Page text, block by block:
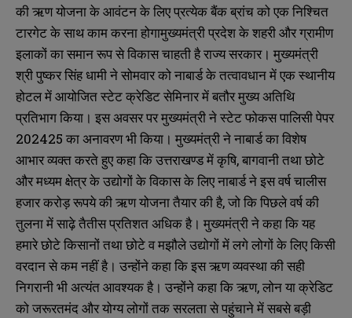
की ऋण योजना के आवंटन के लिए प्रत्येक बैंक ब्रांच को एक निश्चित
टारगेट के साथ काम करना होगामुख्यमंत्री प्रदेश के शहरी और ग्रामीण
इलाकों का समान रूप से विकास चाहती है राज्य सरकार। मुख्यमंत्री
श्री पुष्कर सिंह धामी ने सोमवार को नाबार्ड के तत्वावधान में एक स्थानीय
होटल में आयोजित स्टेट क्रेडिट सेमिनार में बतौर मुख्य अतिथि
प्रतिभाग किया। इस अवसर पर मुख्यमंत्री ने स्टेट फोकस पालिसी पेपर
202425 का अनावरण भी किया। मुख्यमंत्री ने नाबार्ड का विशेष
आभार व्यक्त करते हुए कहा कि उत्तराखण्ड में कृषि, बागवानी तथा छोटे
और मध्यम क्षेत्र के उद्योगों के विकास के लिए नाबार्ड ने इस वर्ष चालीस
हजार करोड़ रूपये की ऋण योजना तैयार की है, जो कि पिछले वर्ष की
तुलना में साढ़े तैतीस प्रतिशत अधिक है। मुख्यमंत्री ने कहा कि यह
हमारे छोटे किसानों तथा छोटे व मझौले उद्योगों में लगे लोगों के लिए किसी
वरदान से कम नहीं है। उन्होंने कहा कि इस ऋण व्यवस्था की सही
निगरानी भी अत्यंत आवश्यक है। उन्होंने कहा कि ऋण, लोन या क्रेडिट
को जरूरतमंद और योग्य लोगों तक सरलता से पहुंचाने में सबसे बड़ी